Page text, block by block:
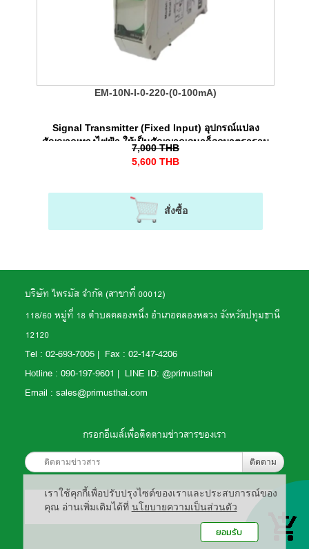
EM-10N-I-0-220-(0-100mA)
Signal Transmitter (Fixed Input) อุปกรณ์แปลง
สัญญาณทางไฟฟ้า ให้เป็นสัญญาณอนาล็อกมาตราฐาน
7,000 THB
5,600 THB
สั่งซื้อ
บริษัท ไพรมัส จำกัด (สาขาที่ 00012)
118/60 หมู่ที่ 18 ตำบลคลองหนึ่ง อำเภอคลองหลวง จังหวัดปทุมธานี
12120
Tel : 02-693-7005 | Fax : 02-147-4206
Hotline : 090-197-9601 | LINE ID: @primusthai
Email : sales@primusthai.com
กรอกอีเมล์เพื่อติดตามข่าวสารของเรา
ติดตาม
เราใช้คุกกี้เพื่อปรับปรุงไซต์ของเราและประสบการณ์ของ
คุณ อ่านเพิ่มเติมได้ที่ นโยบายความเป็นส่วนตัว
ยอมรับ